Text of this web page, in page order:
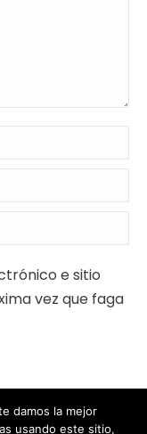
e sitio
vez que faga
damos la mejor
usando este sitio,